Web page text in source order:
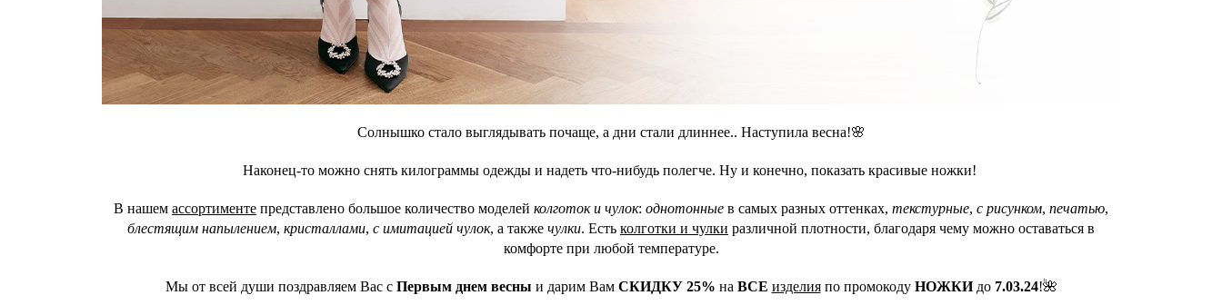
Солнышко стало выглядывать почаще, а дни стали длиннее.. Наступила весна!🌸
Наконец-то можно снять килограммы одежды и надеть что-нибудь полегче. Ну и конечно, показать красивые ножки!
В нашем ассортименте представлено большое количество моделей колготок и чулок: однотонные в самых разных оттенках, текстурные, с рисунком, печатью,
блестящим напылением, кристаллами, с имитацией чулок, а также чулки. Есть колготки и чулки различной плотности, благодаря чему можно оставаться в
комфорте при любой температуре.
Мы от всей души поздравляем Вас с Первым днем весны и дарим Вам СКИДКУ 25% на ВСЕ изделияпо промокоду НОЖКИдо 7.03.24!🌺